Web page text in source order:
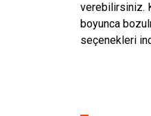
verebilirsiniz.
boyunca
seçenekleri